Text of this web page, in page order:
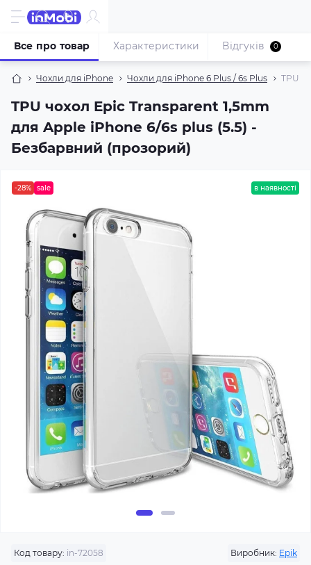
Чохли для iPhone Чохли для iPhone 6 Plus / 6s Plus TPU
TPU чохол Epic Transparent 1,5mm
для Apple iPhone 6/6s plus (5.5) -
Безбарвний (прозорий)
Все про товар Характеристики Відгуків 0
-28% sale в наявності
Код товару: in-72058 Виробник: Epik